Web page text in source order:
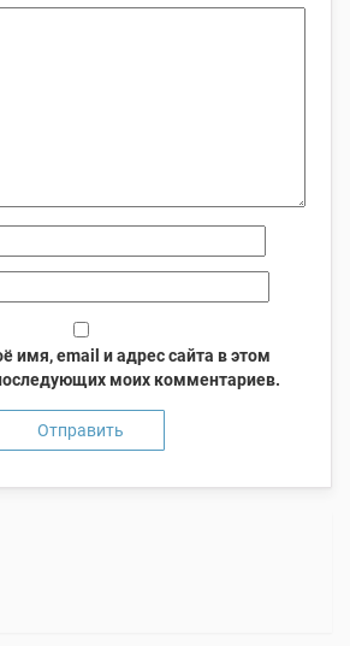
имя, email и адрес сайта в этом
моих комментариев.